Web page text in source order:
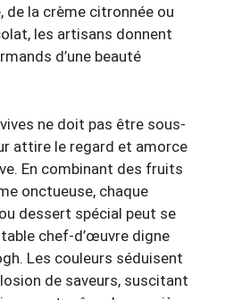
de la crème citronnée ou
les artisans donnent
d’une beauté
ne doit pas être sous-
attire le regard et amorce
En combinant des fruits
onctueuse, chaque
dessert spécial peut se
chef-d’œuvre digne
Les couleurs séduisent
de saveurs, suscitant